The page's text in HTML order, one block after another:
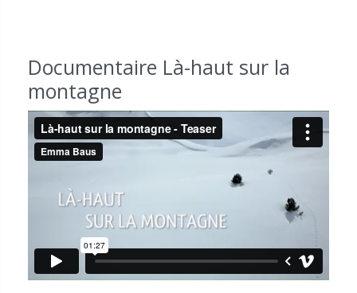
Documentaire Là-haut sur la
montagne